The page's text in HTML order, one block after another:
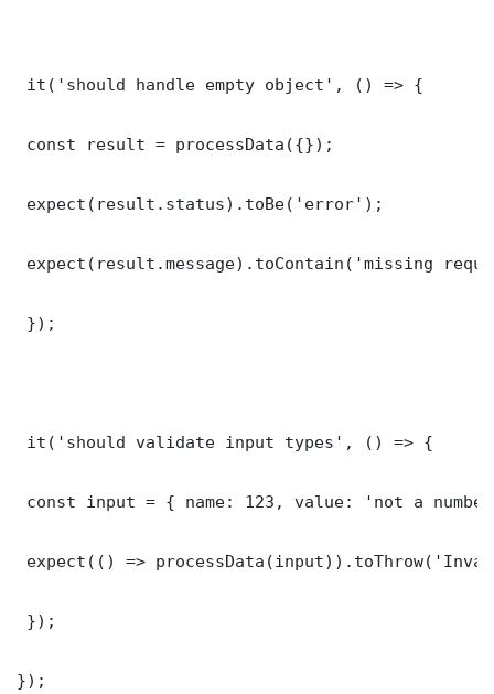
it('should handle empty object', () => {
const result = processData({});
expect(result.status).toBe('error');
expect(result.message).toContain('missing
});
it('should validate input types', () => {
const input = { name: 123, value: 'not a
expect(() =>
});
});